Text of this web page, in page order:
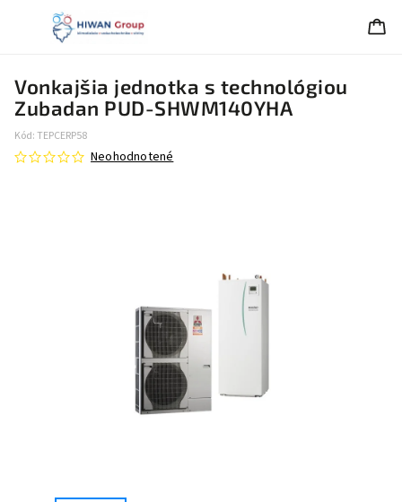
Vonkajšia jednotka s technológiou
Zubadan PUD-SHWM140YHA
Kód:TEPCERP58
Neohodnotené